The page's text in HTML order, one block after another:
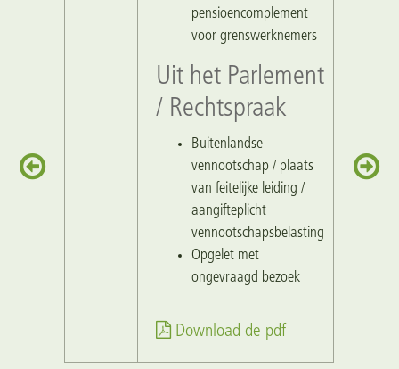
pensioencomplement
voor grenswerknemers
Uit het Parlement
/ Rechtspraak
Buitenlandse
vennootschap / plaats
van feitelijke leiding /
aangifteplicht
vennootschapsbelasting
Opgelet met
ongevraagd bezoek
Download de pdf